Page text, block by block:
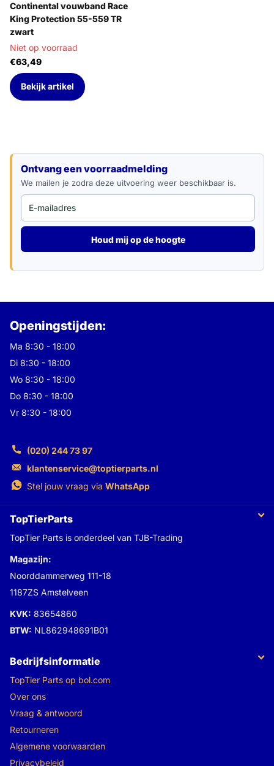
Continental vouwband Race
King Protection 55-559 TR
zwart
Niet op voorraad
€63,49
Bekijk artikel
Ontvang een voorraadmelding
We mailen je zodra deze uitvoering weer beschikbaar is.
Houd mij op de hoogte
Openingstijden:
Ma 8:30 - 18:00
Di 8:30 - 18:00
Wo 8:30 - 18:00
Do 8:30 - 18:00
Vr 8:30 - 18:00
(020) 244 73 97
klantenservice@toptierparts.nl
Stel jouw vraag via WhatsApp
TopTierParts
TopTier Parts is onderdeel van TJB-Trading
Magazijn:
Noorddammerweg 111-18
1187ZS Amstelveen
KVK: 83654860
BTW: NL862948691B01
Bedrijfsinformatie
TopTier Parts op bol.com
Over ons
Vraag & antwoord
Retourneren
Algemene voorwaarden
Privacybeleid